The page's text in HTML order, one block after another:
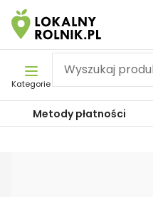
Pomiń nawigację
Kategorie
Metody płatności